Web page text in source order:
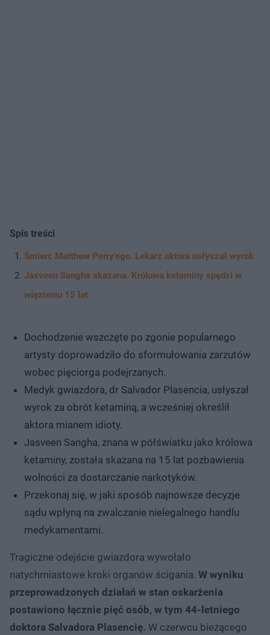
Spis treści
Śmierć Matthew Perry'ego. Lekarz aktora usłyszał wyrok
Jasveen Sangha skazana. Królowa ketaminy spędzi w
więzieniu 15 lat
Dochodzenie wszczęte po zgonie popularnego
artysty doprowadziło do sformułowania zarzutów
wobec pięciorga podejrzanych.
Medyk gwiazdora, dr Salvador Plasencia, usłyszał
wyrok za obrót ketaminą, a wcześniej określił
aktora mianem idioty.
Jasveen Sangha, znana w półświatku jako królowa
ketaminy, została skazana na 15 lat pozbawienia
wolności za dostarczanie narkotyków.
Przekonaj się, w jaki sposób najnowsze decyzje
sądu wpłyną na zwalczanie nielegalnego handlu
medykamentami.
Tragiczne odejście gwiazdora wywołało
natychmiastowe kroki organów ścigania. W wyniku
przeprowadzonych działań w stan oskarżenia
postawiono łącznie pięć osób, w tym 44-letniego
doktora Salvadora Plasencię. W czerwcu bieżącego